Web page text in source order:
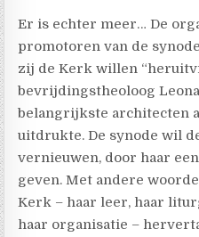
Er is echter meer… De
promotoren van de
zij de Kerk willen
bevrijdingstheoloog
belangrijkste architecten
uitdrukte. De synode wil
vernieuwen, door haar
geven. Met andere
Kerk – haar leer, haar
haar organisatie –